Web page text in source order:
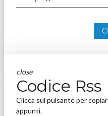
close
Codice Rss
Clicca sul pulsante per
appunti.